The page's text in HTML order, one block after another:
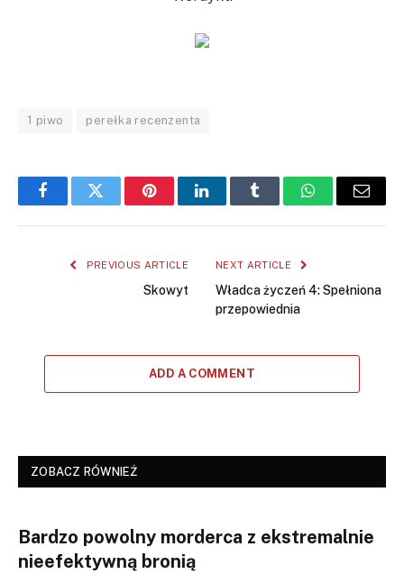
1 piwo perełka recenzenta
FacebookTwitter PinterestLinkedInTumblr WhatsAppEmail
PREVIOUS ARTICLE
Skowyt
NEXT ARTICLE
Władca życzeń 4: Spełniona
przepowiednia
ADD A COMMENT
ZOBACZ RÓWNIEŻ
Bardzo powolny morderca z ekstremalnie
nieefektywną bronią